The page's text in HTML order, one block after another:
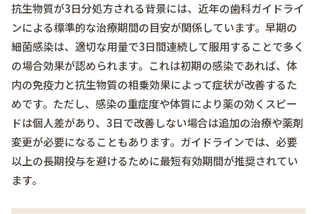
抗生物質が3日分処方される背景には、近年の歯科ガイドライ
ンによる標準的な治療期間の目安が関係しています。早期の
細菌感染は、適切な用量で3日間連続して服用することで多く
の場合効果が認められます。これは初期の感染であれば、体
内の免疫力と抗生物質の相乗効果によって症状が改善するた
めです。ただし、感染の重症度や体質により薬の効くスピー
ドは個人差があり、3日で改善しない場合は追加の治療や薬剤
変更が必要になることもあります。ガイドラインでは、必要
以上の長期投与を避けるために最短有効期間が推奨されてい
ます。